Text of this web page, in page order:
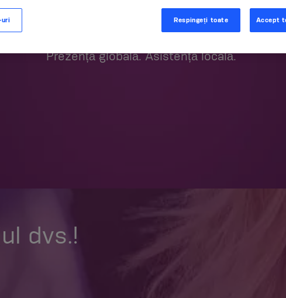
Contactați-ne
Prezență globală. Asistență locală.
dvs.!
Respingeți toate Accept
uri